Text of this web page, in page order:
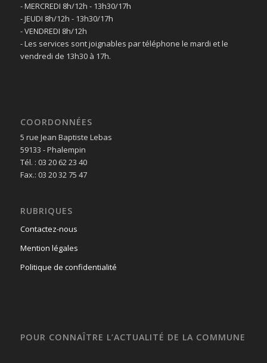
- MERCREDI 8h/12h - 13h30/17h
- JEUDI 8h/12h - 13h30/17h
- VENDREDI 8h/12h
- Les services sont joignables par téléphone le mardi et le
vendredi de 13h30 à 17h.
COORDONNÉES
5 rue Jean Baptiste Lebas
59133 - Phalempin
Tél. : 03 20 62 23 40
Fax.: 03 20 32 75 47
RUBRIQUES
Contactez-nous
Mention légales
Politique de confidentialité
POUR CONNAÎTRE L’ACTUALITÉ DE LA COMMUNE